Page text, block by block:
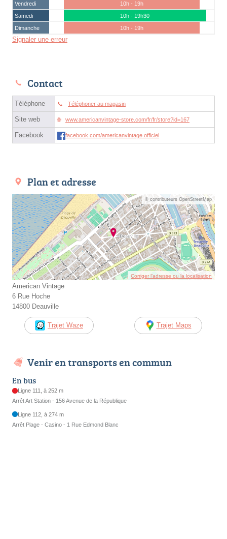
Vendredi
10h - 19h
Samedi
10h - 19h30
Dimanche
10h - 19h
Signaler une erreur
Contact
Téléphone Téléphoner au magasin
Site web www.americanvintage-store.com/fr/fr/store?id=167
Facebook facebook.com/americanvintage.officiel
Plan et adresse
© contributeurs OpenStreetMap
Corriger l’adresse ou la localisation
American Vintage
6 Rue Hoche
14800 Deauville
Trajet Waze Trajet Maps
Venir en transports en commun
En bus
Ligne 111, à 252 m
Arrêt Art Station - 156 Avenue de la République
Ligne 112, à 274 m
Arrêt Plage - Casino - 1 Rue Edmond Blanc